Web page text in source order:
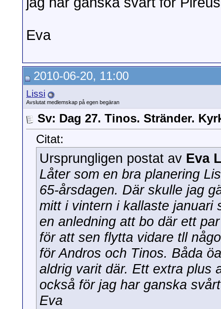
Eva
2010-06-20, 11:00
Lissi
Avslutat medlemskap på egen begäran
Sv: Dag 27. Tinos. Stränder.
Citat:
Ursprungligen postat av Eva
Låter som en bra planering
65-årsdagen. Där skulle jag
mitt i vintern i kallaste januari
en anledning att bo där ett
för att sen flytta vidare tll
för Andros och Tinos. Båda
aldrig varit där. Ett extra plus
också för jag har ganska
Eva